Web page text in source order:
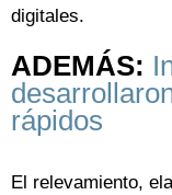
digitales.
ADEMÁS:
rápidos
El relevamiento,